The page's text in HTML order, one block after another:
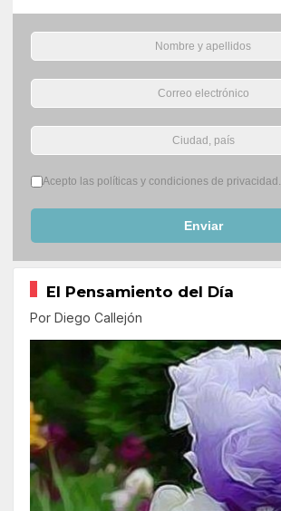
Términos del servicio*
Acepto las políticas y condiciones de privacidad.
Enviar
El Pensamiento del Día
Por Diego Callejón